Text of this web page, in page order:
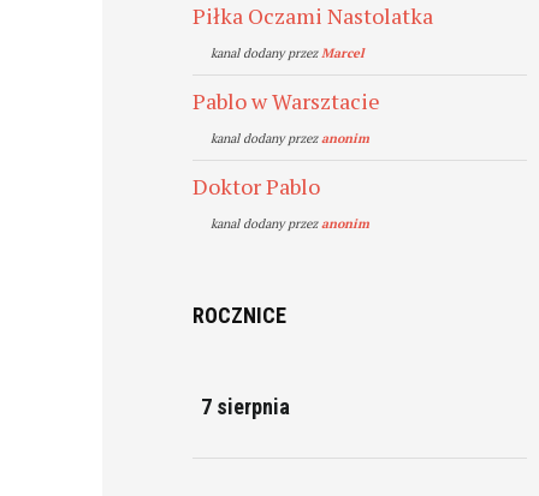
Piłka Oczami Nastolatka
kanal dodany przezMarcel
Pablo w Warsztacie
kanal dodany przezanonim
Doktor Pablo
kanal dodany przezanonim
ROCZNICE
7 sierpnia